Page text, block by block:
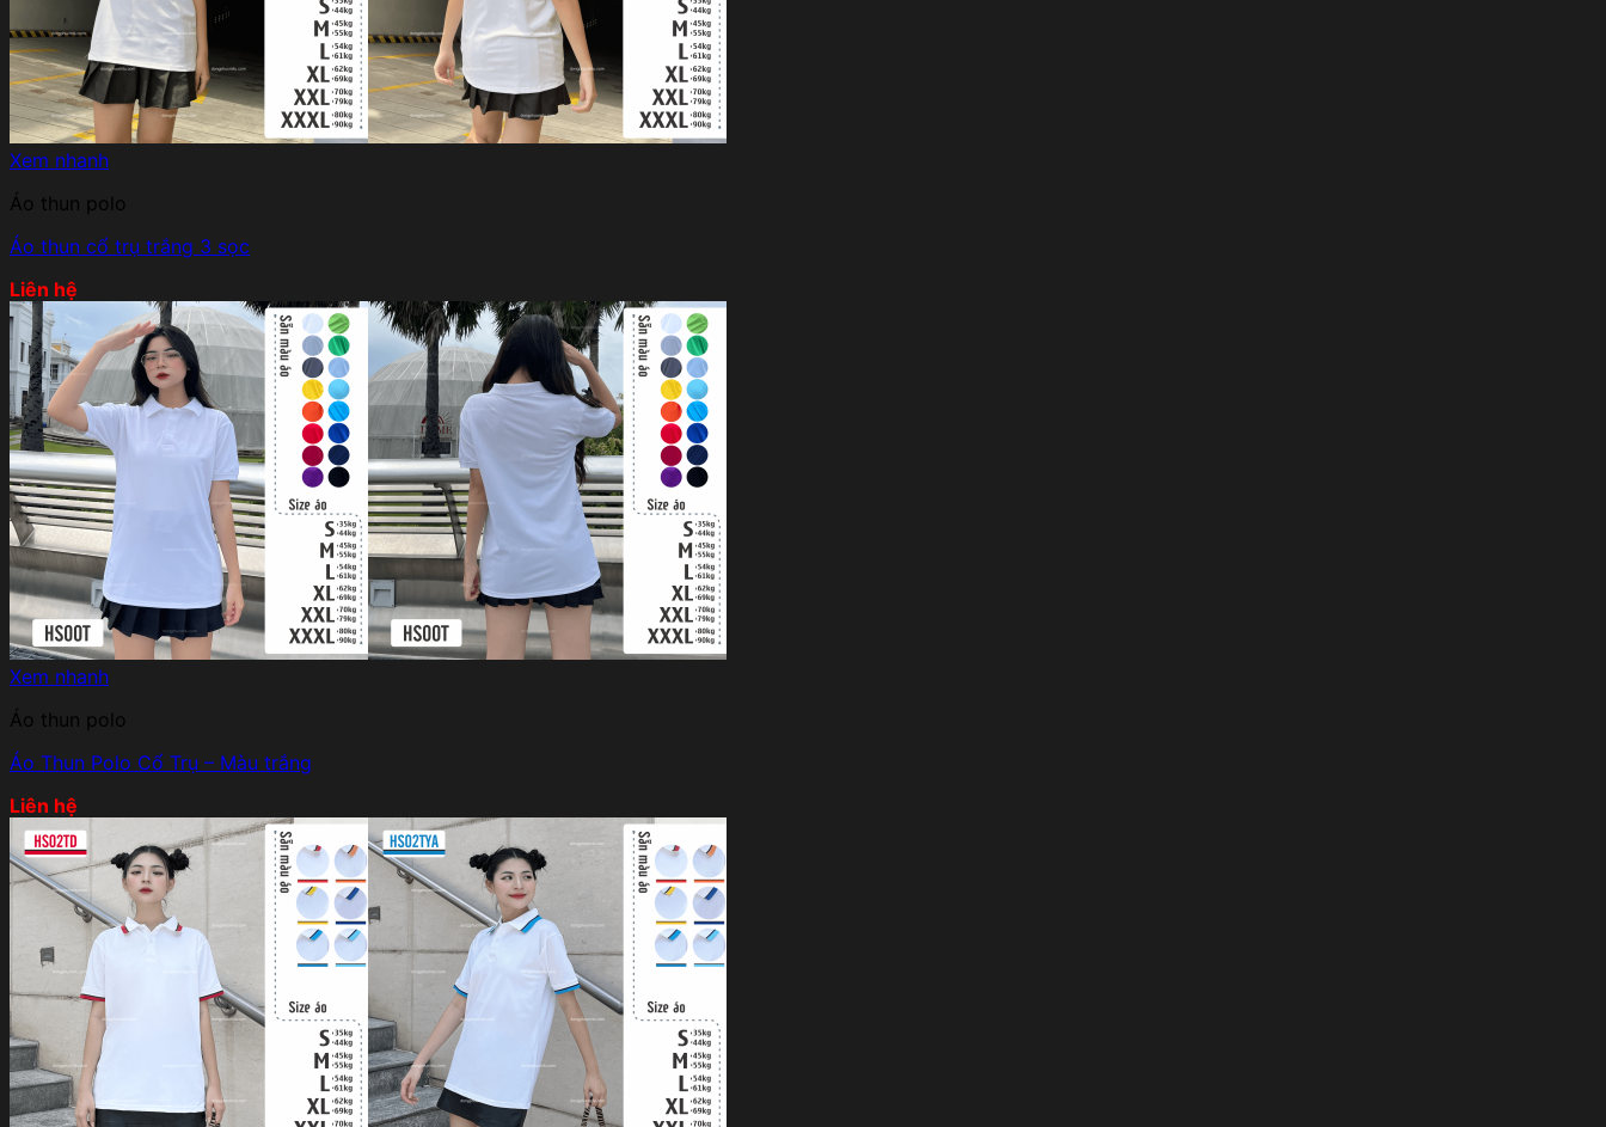
Xem nhanh
Áo thun polo
Áo thun cổ trụ trắng 3 sọc
Liên hệ
Xem nhanh
Áo thun polo
Áo Thun Polo Cổ Trụ – Màu trắng
Liên hệ